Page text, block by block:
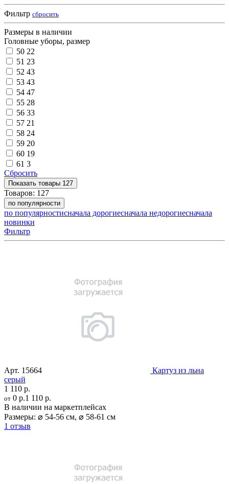
Фильтр сбросить
Размеры в наличии
Головные уборы, размер
50 22
51 23
52 43
53 43
54 47
55 28
56 33
57 21
58 24
59 20
60 19
61 3
Сбросить
Показать товары 127
Товаров: 127
по популярности
по популярностисначала дорогиесначала недорогиесначала
новинки
Фильтр
Арт. 15664
Картуз из льна
серый
1 110 р.
от 0 р.1 110 р.
В наличии на маркетплейсах
Размеры: ⌀ 54-56 см, ⌀ 58-61 см
1 отзыв